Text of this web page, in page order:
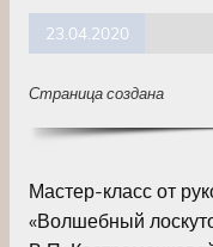
23.04.2020
Страница создана
Мастер-класс от
«Волшебный